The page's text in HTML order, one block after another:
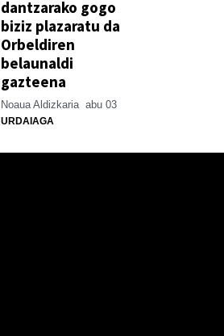
dantzarako gogo
biziz plazaratu da
Orbeldiren
belaunaldi
gazteena
Noaua Aldizkaria abu 03
URDAIAGA